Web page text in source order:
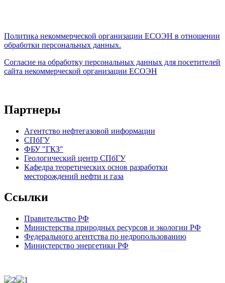
Политика некоммерческой организации ЕСОЭН в отношении
обработки персональных данных.
Согласие на обработку персональных данных для посетителей
сайта некоммерческой организации ЕСОЭН
Партнеры
Агентство нефтегазовой информации
СПбГУ
ФБУ "ГКЗ"
Геологический центр СПбГУ
Кафедра теоретических основ разработки
месторождений нефти и газа
Ссылки
Правительство РФ
Министерства природных ресурсов и экологии РФ
Федерального агентства по недропользованию
Министерство энергетики РФ